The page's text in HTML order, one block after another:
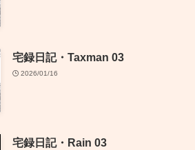
宅録日記・Taxman 03
2026/01/16
宅録日記・Rain 03